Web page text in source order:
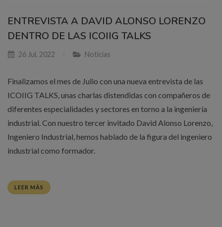
ENTREVISTA A DAVID ALONSO LORENZO
DENTRO DE LAS ICOIIG TALKS
26 Jul, 2022 Noticias
Finalizamos el mes de Julio con una nueva entrevista de las
ICOIIG TALKS, unas charlas distendidas con compañeros de
diferentes especialidades y sectores en torno a la ingeniería
industrial. Con nuestro tercer invitado David Alonso Lorenzo,
Ingeniero Industrial, hemos hablado de la figura del ingeniero
industrial como formador.
LEER MÁS